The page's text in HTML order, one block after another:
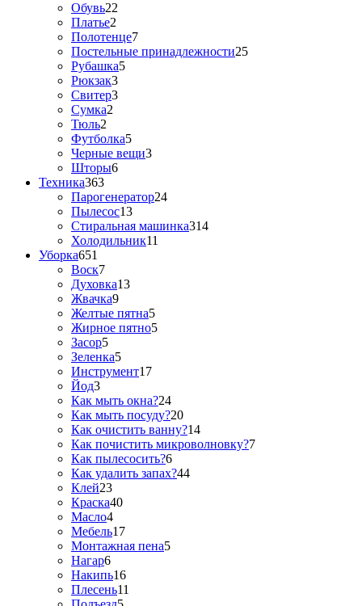
Обувь22
Платье2
Полотенце7
Постельные принадлежности25
Рубашка5
Рюкзак3
Свитер3
Сумка2
Тюль2
Футболка5
Черные вещи3
Шторы6
Техника363
Парогенератор24
Пылесос13
Стиральная машинка314
Холодильник11
Уборка651
Воск7
Духовка13
Жвачка9
Желтые пятна5
Жирное пятно5
Засор5
Зеленка5
Инструмент17
Йод3
Как мыть окна?24
Как мыть посуду?20
Как очистить ванну?14
Как почистить микроволновку?7
Как пылесосить?6
Как удалить запах?44
Клей23
Краска40
Масло4
Мебель17
Монтажная пена5
Нагар6
Накипь16
Плесень11